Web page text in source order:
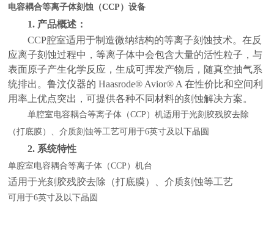
电容耦合等离子体刻蚀（CCP）设备
1. 产品概述：
CCP腔室适用于制造微纳结构的等离子刻蚀技术。在反
应离子刻蚀过程中，等离子体中会包含大量的活性粒子，与
表面原子产生化学反应，生成可挥发产物后，随真空抽气系
统排出。鲁汶仪器的 Haasrode® Avior® A 在性价比和空间利
用率上优点突出，可提供各种不同材料的刻蚀解决方案。
单腔室电容耦合等离子体（CCP）机适用于光刻胶残胶去除
（打底膜）、介质刻蚀等工艺可用于6英寸及以下晶圆
2. 系统特性
单腔室电容耦合等离子体（CCP）机台
适用于光刻胶残胶去除（打底膜）、介质刻蚀等工艺
可用于6英寸及以下晶圆